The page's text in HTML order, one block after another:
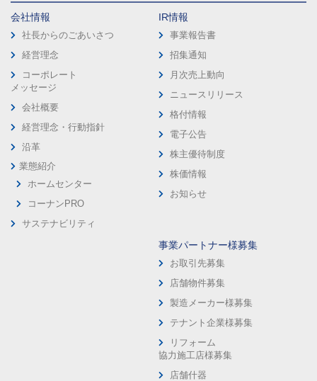
会社情報
社長からのごあいさつ
経営理念
コーポレート
メッセージ
会社概要
経営理念・行動指針
沿革
業態紹介
ホームセンター
コーナンPRO
サステナビリティ
IR情報
事業報告書
招集通知
月次売上動向
ニュースリリース
格付情報
電子公告
株主優待制度
株価情報
お知らせ
事業パートナー様募集
お取引先募集
店舗物件募集
製造メーカー様募集
テナント企業様募集
リフォーム
協力施工店様募集
店舗什器